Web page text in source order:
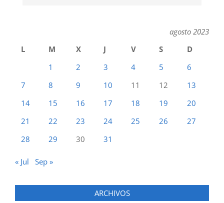
agosto 2023
L
M X J V S
D
1
2 3 4 5
6
7
8 9 10 11 12
13
14
15 16 17 18 19
20
21
22 23 24 25 26
27
28
29 30 31
« Jul Sep »
ARCHIVOS